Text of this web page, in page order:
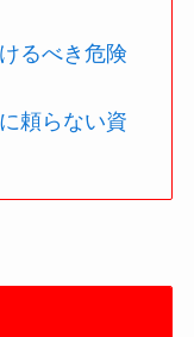
るべき危険
頼らない資